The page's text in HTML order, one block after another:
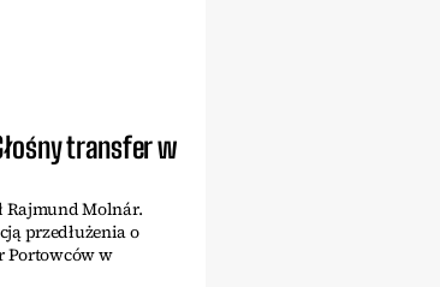
transfer w
Rajmund Molnár.
przedłużenia o
Portowców w